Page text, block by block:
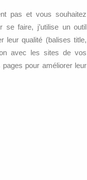
pas et vous souhaitez
se faire, j’utilise un outil
leur qualité (balises title,
avec les sites de vos
pour améliorer leur